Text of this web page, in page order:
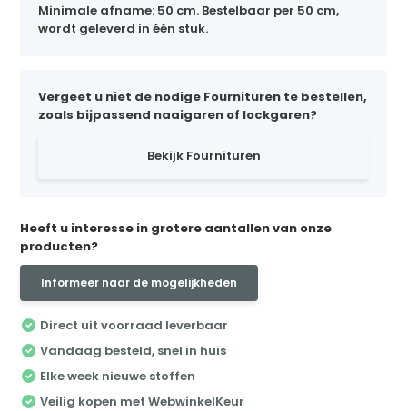
Minimale afname: 50 cm. Bestelbaar per 50 cm,
wordt geleverd in één stuk.
Vergeet u niet de nodige Fournituren te bestellen,
zoals bijpassend naaigaren of lockgaren?
Bekijk Fournituren
Heeft u interesse in grotere aantallen van onze
producten?
Informeer naar de mogelijkheden
Direct uit voorraad leverbaar
Vandaag besteld, snel in huis
Elke week nieuwe stoffen
Veilig kopen met WebwinkelKeur